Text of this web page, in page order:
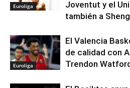
Euroliga
Joventut y el
también a
Euroliga
El Valencia
de calidad con
Trendon